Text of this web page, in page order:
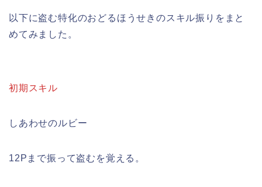
以下に盗む特化のおどるほうせきのスキル振りをまと
めてみました。
初期スキル
しあわせのルビー
12Pまで振って盗むを覚える。